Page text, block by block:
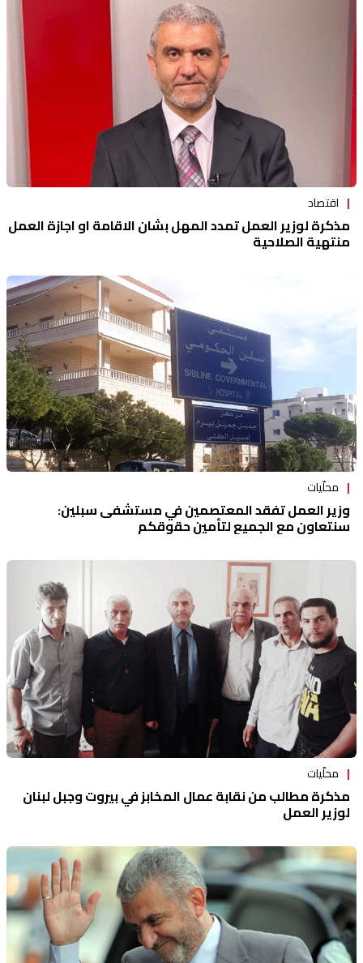
اقتصاد
مذكرة لوزير العمل تمدد المهل بشان الاقامة او اجازة العمل
منتهية الصلاحية
محلّيات
وزير العمل تفقد المعتصمين في مستشفى سبلين:
سنتعاون مع الجميع لتأمين حقوقكم
محلّيات
مذكرة مطالب من نقابة عمال المخابز في بيروت وجبل لبنان
لوزير العمل